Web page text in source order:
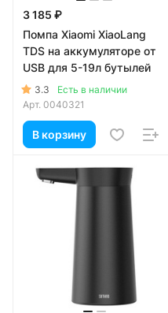
3 185 ₽
Помпа Xiaomi XiaoLang
TDS на аккумуляторе от
USB для 5-19л бутылей
3.3
Есть в наличии
Арт. 0040321
В корзину